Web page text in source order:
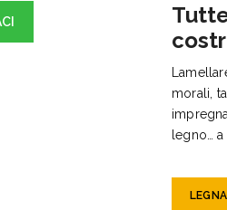
morali,
legno…